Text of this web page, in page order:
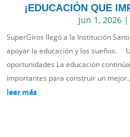
¡EDUCACIÓN QUE
Jun 1, 2026|
SuperGiros llegó a la Institución
apoyar la educación y los sueños.
oportunidades La educación
importantes para construir un
leer más